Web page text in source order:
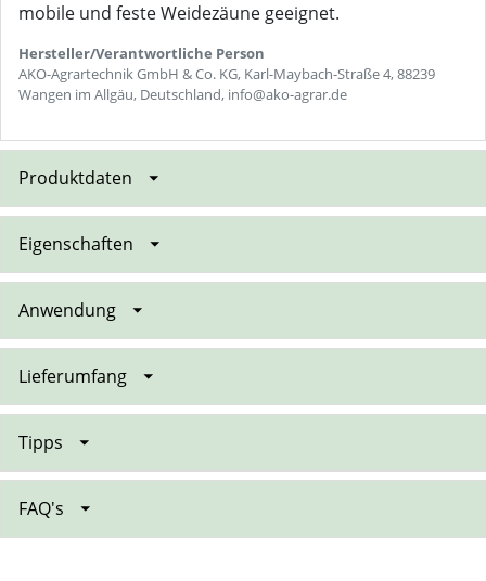
mobile und feste Weidezäune geeignet.
Hersteller/Verantwortliche Person
AKO-Agrartechnik GmbH & Co. KG, Karl-Maybach-Straße 4, 88239
Wangen im Allgäu, Deutschland, info@ako-agrar.de
Produktdaten
Eigenschaften
Anwendung
Lieferumfang
Tipps
FAQ's